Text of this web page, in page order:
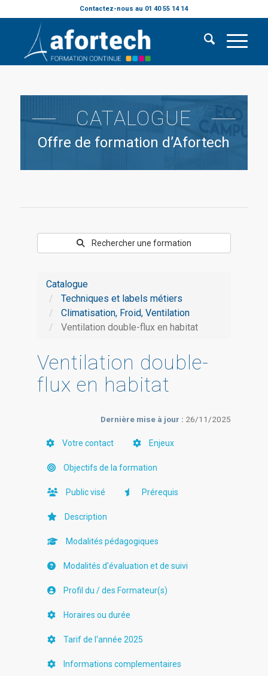
Contactez-nous au 01 40 55 14 14
CATALOGUE
Offre de formation d’Afortech
Rechercher une formation
Catalogue
Techniques et labels métiers
Climatisation, Froid, Ventilation
Ventilation double-flux en habitat
Ventilation double-
flux en habitat
Dernière mise à jour : 26/11/2025
Votre contact Enjeux
Objectifs de la formation
Public visé Prérequis
Description
Modalités pédagogiques
Modalités d'évaluation et de suivi
Profil du / des Formateur(s)
Horaires ou durée
Tarif de l'année 2025
Informations complementaires